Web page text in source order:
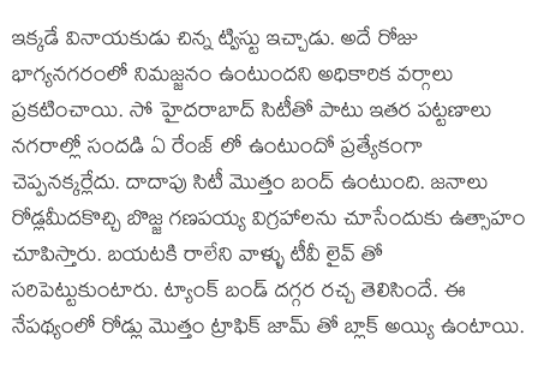
ఇక్కడే వినాయకుడు చిన్న ట్విస్టు ఇచ్చాడు. అదే రోజు
భాగ్యనగరంలో నిమజ్జనం ఉంటుందని అధికారిక వర్గాలు
ప్రకటించాయి. సో హైదరాబాద్ సిటీతో పాటు ఇతర పట్టణాలు
నగరాల్లో సందడి ఏ రేంజ్ లో ఉంటుందో ప్రత్యేకంగా
చెప్పనక్కర్లేదు. దాదాపు సిటీ మొత్తం బంద్ ఉంటుంది. జనాలు
రోడ్లమీదకొచ్చి బొజ్జ గణపయ్య విగ్రహాలను చూసేందుకు ఉత్సాహం
చూపిస్తారు. బయటకి రాలేని వాళ్ళు టీవీ లైవ్ తో
సరిపెట్టుకుంటారు. ట్యాంక్ బండ్ దగ్గర రచ్చ తెలిసిందే. ఈ
నేపథ్యంలో రోడ్లు మొత్తం ట్రాఫిక్ జామ్ తో బ్లాక్ అయ్యి ఉంటాయి.